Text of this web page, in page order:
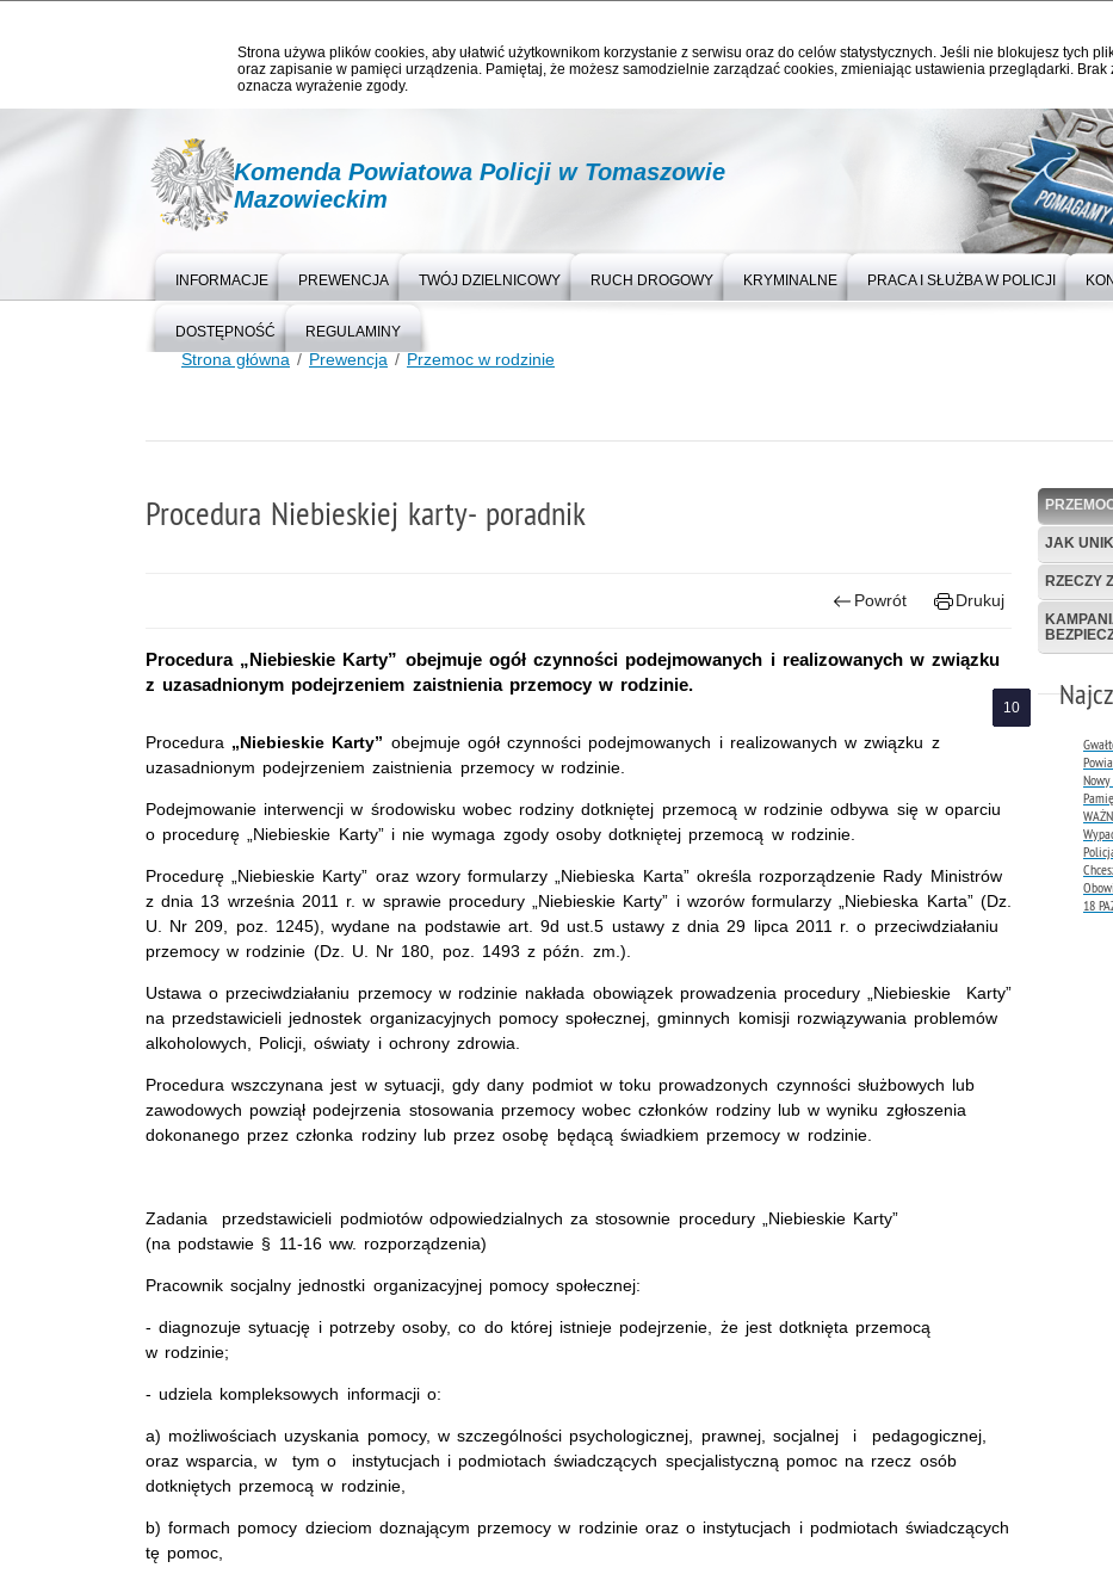
Strona używa plików cookies, aby ułatwić użytkownikom korzystanie z serwisu oraz do celów statystycznych. Jeśli nie blokujesz tych
oraz zapisanie w pamięci urządzenia. Pamiętaj, że możesz samodzielnie zarządzać cookies, zmieniając ustawienia przeglądarki.
oznacza wyrażenie zgody.
Komenda Powiatowa Policji w Tomaszowie
Mazowieckim
INFORMACJE PREWENCJA TWÓJ DZIELNICOWY RUCH DROGOWY KRYMINALNE PRACA I SŁUŻBA W POLICJI
DOSTĘPNOŚĆ REGULAMINY
Strona główna Prewencja Przemoc w rodzinie
Procedura Niebieskiej karty- poradnik
Powrót Drukuj
Procedura „Niebieskie Karty” obejmuje ogół czynności podejmowanych i realizowanych w związku
z uzasadnionym podejrzeniem zaistnienia przemocy w rodzinie.
Procedura „Niebieskie Karty” obejmuje ogół czynności podejmowanych i realizowanych w związku z
uzasadnionym podejrzeniem zaistnienia przemocy w rodzinie.
Podejmowanie interwencji w środowisku wobec rodziny dotkniętej przemocą w rodzinie odbywa się w oparciu
o procedurę „Niebieskie Karty” i nie wymaga zgody osoby dotkniętej przemocą w rodzinie.
Procedurę „Niebieskie Karty” oraz wzory formularzy „Niebieska Karta” określa rozporządzenie Rady Ministrów
z dnia 13 września 2011 r. w sprawie procedury „Niebieskie Karty” i wzorów formularzy „Niebieska Karta” (Dz.
U. Nr 209, poz. 1245), wydane na podstawie art. 9d ust.5 ustawy z dnia 29 lipca 2011 r. o przeciwdziałaniu
przemocy w rodzinie (Dz. U. Nr 180, poz. 1493 z późn. zm.).
Ustawa o przeciwdziałaniu przemocy w rodzinie nakłada obowiązek prowadzenia procedury „Niebieskie Karty”
na przedstawicieli jednostek organizacyjnych pomocy społecznej, gminnych komisji rozwiązywania problemów
alkoholowych, Policji, oświaty i ochrony zdrowia.
Procedura wszczynana jest w sytuacji, gdy dany podmiot w toku prowadzonych czynności służbowych lub
zawodowych powziął podejrzenia stosowania przemocy wobec członków rodziny lub w wyniku zgłoszenia
dokonanego przez członka rodziny lub przez osobę będącą świadkiem przemocy w rodzinie.
Zadania przedstawicieli podmiotów odpowiedzialnych za stosownie procedury „Niebieskie Karty”
(na podstawie § 11-16 ww. rozporządzenia)
Pracownik socjalny jednostki organizacyjnej pomocy społecznej:
- diagnozuje sytuację i potrzeby osoby, co do której istnieje podejrzenie, że jest dotknięta przemocą
w rodzinie;
- udziela kompleksowych informacji o:
a) możliwościach uzyskania pomocy, w szczególności psychologicznej, prawnej, socjalnej i pedagogicznej,
oraz wsparcia, w tym o instytucjach i podmiotach świadczących specjalistyczną pomoc na rzecz osób
dotkniętych przemocą w rodzinie,
b) formach pomocy dzieciom doznającym przemocy w rodzinie oraz o instytucjach i podmiotach świadczących
tę pomoc,
JAK
RZECZY
18